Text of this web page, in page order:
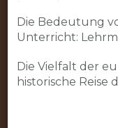
Die Bedeutung
Unterricht:
Die Vielfalt der
historische Reise